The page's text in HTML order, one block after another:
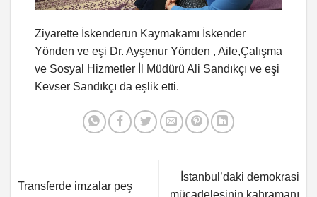
Ziyarette İskenderun Kaymakamı İskender
Yönden ve eşi Dr. Ayşenur Yönden , Aile,Çalışma
ve Sosyal Hizmetler İl Müdürü Ali Sandıkçı ve eşi
Kevser Sandıkçı da eşlik etti.
Transferde imzalar peş
İstanbul’daki demokrasi